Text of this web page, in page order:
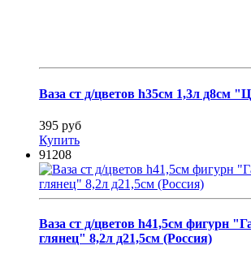
Ваза ст д/цветов h35см 1,3л д8см
395 руб
Купить
91208
Ваза ст д/цветов h41,5см фигурн
глянец" 8,2л д21,5см (Россия)